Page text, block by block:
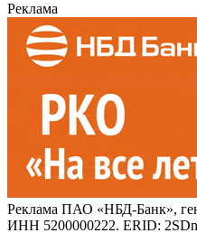
Реклама
Реклама ПАО «НБД-Банк»,
ИНН 5200000222. ERID: